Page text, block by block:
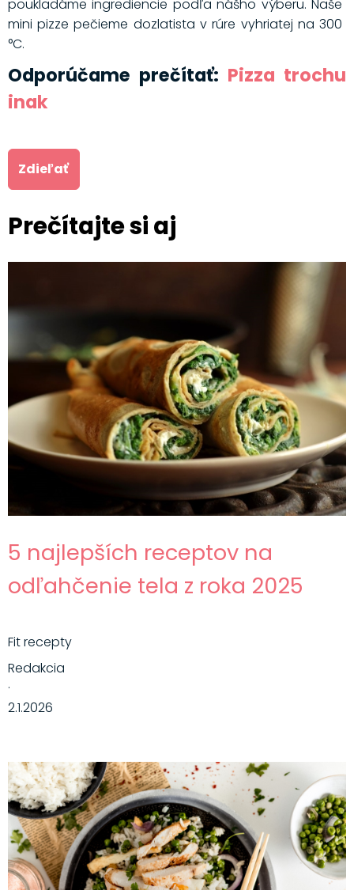
poukladáme ingrediencie podľa nášho výberu. Naše
mini pizze pečieme dozlatista v rúre vyhriatej na 300
°C.
Odporúčame prečítať: Pizza trochu
inak
Zdieľať
Prečítajte si aj
5 najlepších receptov na
odľahčenie tela z roka 2025
Fit recepty
Redakcia
·
2.1.2026